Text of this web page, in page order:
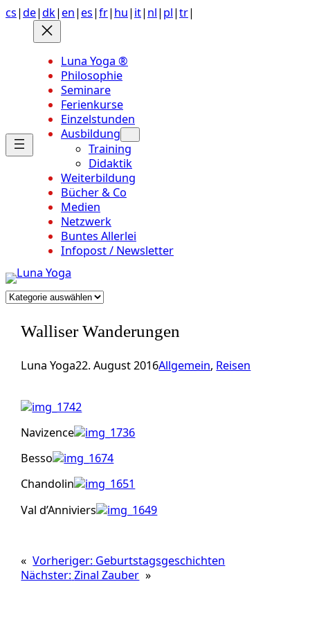
Anchor
Zum
Inhalt
springen
cs|de|dk| en| es|fr| hu| it| nl| pl|tr|
Luna Yoga ®
Philosophie
Seminare
Ferienkurse
Einzelstunden
Ausbildung
Training
Didaktik
Weiterbildung
Bücher & Co
Medien
Netzwerk
Buntes Allerlei
Infopost / Newsletter
Kategorien
Walliser Wanderungen
Luna Yoga22. August 2016Allgemein, Reisen
Navizence
Besso
Chandolin
Val d’Anniviers
« Vorheriger: Geburtstagsgeschichten
Nächster:Zinal Zauber »